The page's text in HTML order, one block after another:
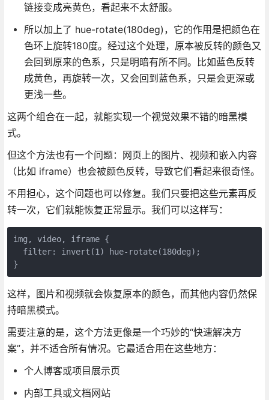
链接变成亮黄色，看起来不太舒服。
所以加上了 hue-rotate(180deg)，它的作用是把颜色在
色环上旋转180度。经过这个处理，原本被反转的颜色又
会回到原来的色系，只是明暗有所不同。比如蓝色反转
成黄色，再旋转一次，又会回到蓝色系，只是会更深或
更浅一些。
这两个组合在一起，就能实现一个视觉效果不错的暗黑模
式。
但这个方法也有一个问题：网页上的图片、视频和嵌入内容
（比如 iframe）也会被颜色反转，导致它们看起来很奇怪。
不用担心，这个问题也可以修复。我们只要把这些元素再反
转一次，它们就能恢复正常显示。我们可以这样写：
img, video, iframe {
  filter: invert(1) hue-rotate(180deg);
}
这样，图片和视频就会恢复原本的颜色，而其他内容仍然保
持暗黑模式。
需要注意的是，这个方法更像是一个巧妙的“快速解决方
案”，并不适合所有情况。它最适合用在这些地方：
个人博客或项目展示页
内部工具或文档网站